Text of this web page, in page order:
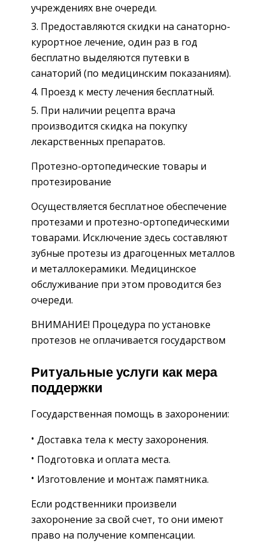
учреждениях вне очереди.
Предоставляются скидки на санаторно-
курортное лечение, один раз в год
бесплатно выделяются путевки в
санаторий (по медицинским показаниям).
Проезд к месту лечения бесплатный.
При наличии рецепта врача
производится скидка на покупку
лекарственных препаратов.
Протезно-ортопедические товары и
протезирование
Осуществляется бесплатное обеспечение
протезами и протезно-ортопедическими
товарами. Исключение здесь составляют
зубные протезы из драгоценных металлов
и металлокерамики. Медицинское
обслуживание при этом проводится без
очереди.
ВНИМАНИЕ! Процедура по установке
протезов не оплачивается государством
Ритуальные услуги как мера
поддержки
Государственная помощь в захоронении:
Доставка тела к месту захоронения.
Подготовка и оплата места.
Изготовление и монтаж памятника.
Если родственники произвели
захоронение за свой счет, то они имеют
право на получение компенсации.